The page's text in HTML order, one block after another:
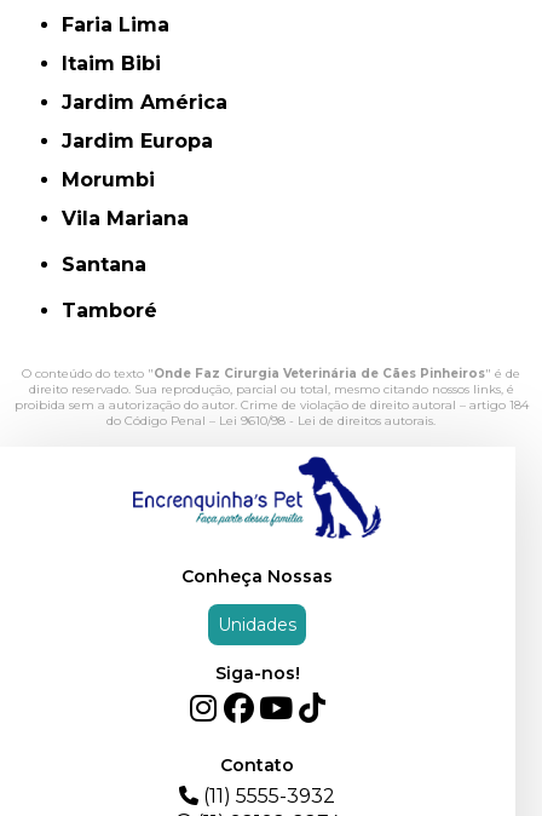
Faria Lima
Itaim Bibi
Jardim América
Jardim Europa
Morumbi
Vila Mariana
Santana
Tamboré
O conteúdo do texto "Onde Faz Cirurgia Veterinária de Cães Pinheiros" é de
direito reservado. Sua reprodução, parcial ou total, mesmo citando nossos links, é
proibida sem a autorização do autor. Crime de violação de direito autoral – artigo 184
do Código Penal – Lei 9610/98 - Lei de direitos autorais.
Conheça Nossas
Unidades
Siga-nos!
Contato
(11) 5555-3932